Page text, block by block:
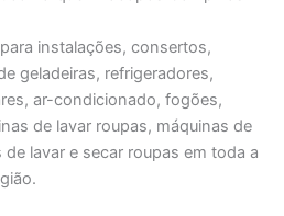
instalações, consertos,
geladeiras, refrigeradores,
ar-condicionado, fogões,
de lavar roupas, máquinas de
lavar e secar roupas em toda a